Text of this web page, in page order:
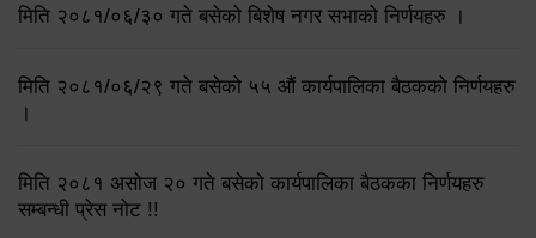
मिति २०८१/०६/३० गते बसेको बिशेष नगर सभाको निर्णयहरु ।
मिति २०८१/०६/२९ गते बसेको ५५ औं कार्यपालिका बैठकको निर्णयहरु
।
मिति २०८१ असोज २० गते बसेको कार्यपालिका बैठकका निर्णयहरु
सम्बन्धी प्रेस नोट !!